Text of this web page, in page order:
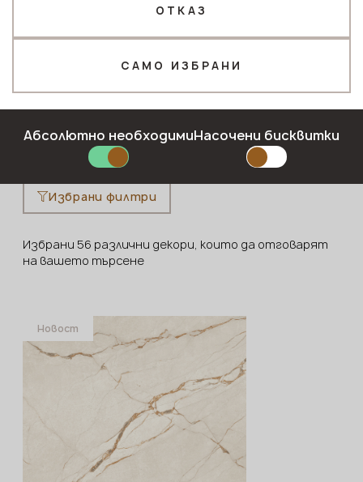
Нашата маркаЦветова палитраИнструкции и
Избрани филтри
Избрани 56 различни декори, които да отговарят
на вашето търсене
Новост
Имейл*
Политика за поверителност
САМО ИЗБРАНИ
ОТКАЗ
Абсолютно необходимиНасочени бисквитки